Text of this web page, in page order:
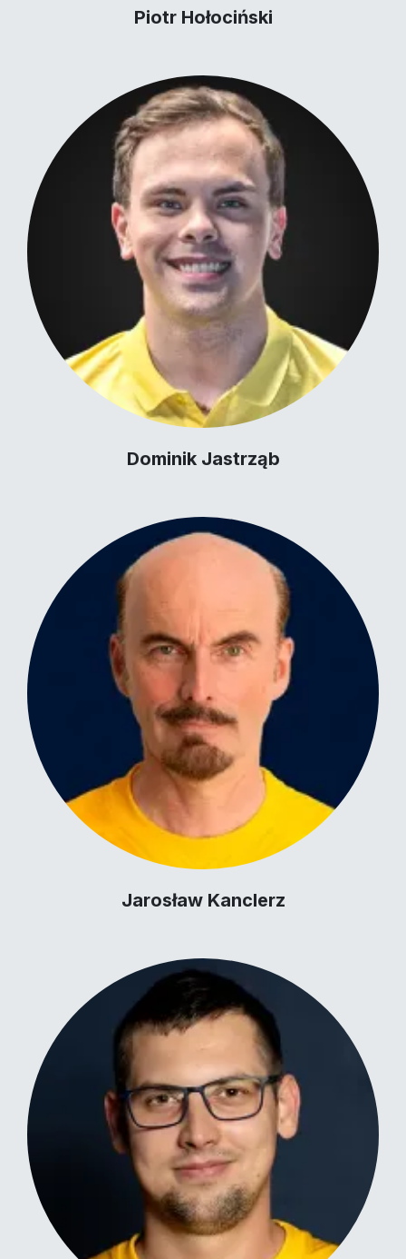
Piotr Hołociński
Dominik Jastrząb
Jarosław Kanclerz